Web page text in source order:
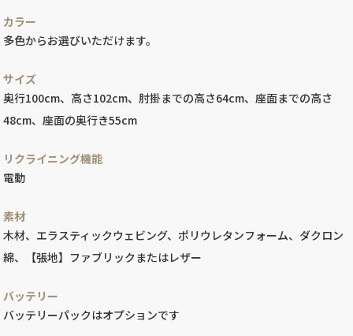
カラー
多色からお選びいただけます。
サイズ
奥行100cm、高さ102cm、肘掛までの高さ64cm、座面までの高さ
48cm、座面の奥行き55cm
リクライニング機能
電動
素材
木材、エラスティックウェビング、ポリウレタンフォーム、ダクロン
綿、【張地】ファブリックまたはレザー
バッテリー
バッテリーパックはオプションです